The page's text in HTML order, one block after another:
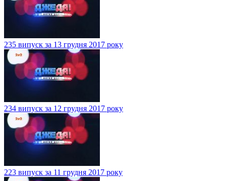
235 випуск за 13 грудня 2017 року
234 випуск за 12 грудня 2017 року
223 випуск за 11 грудня 2017 року